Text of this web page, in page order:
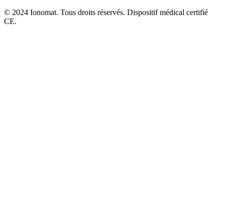
© 2024 Ionomat. Tous droits réservés. Dispositif médical certifié
CE.